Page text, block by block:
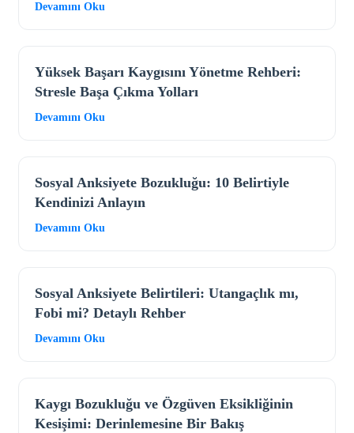
Devamını Oku
Yüksek Başarı Kaygısını Yönetme Rehberi:
Stresle Başa Çıkma Yolları
Devamını Oku
Sosyal Anksiyete Bozukluğu: 10 Belirtiyle
Kendinizi Anlayın
Devamını Oku
Sosyal Anksiyete Belirtileri: Utangaçlık mı,
Fobi mi? Detaylı Rehber
Devamını Oku
Kaygı Bozukluğu ve Özgüven Eksikliğinin
Kesişimi: Derinlemesine Bir Bakış